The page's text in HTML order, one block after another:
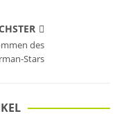
des
Stars